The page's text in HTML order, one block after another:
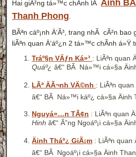
Hai giÃ²ng tá»™c chÃ­nh lÃ Äinh
Thanh Phong
BÃªn cáº¡nh Ä‘Ã³, trang nhÃ cÃ²n bao
liÃªn quan Ä‘áº¿n 2 tá»™c chÃ­nh á»Ÿ
Tráº§n VÄƒn Ká»³ : LiÃªn quan
Quáº¿ â€“ BÃ Ná»™i cá»§a
LÃª ÄÃ¬nh VÄ©nh : LiÃªn quan
â€“ BÃ Ná»™i káº¿ cá»§a Äinh
Nguyá»…n TÃ¢n : LiÃªn quan
Hinh â€“ Ã”ng Ngoáº¡i cá»§a
Äinh Tháº¿ GiÃ¡m : LiÃªn quan
â€“ BÃ Ngoáº¡i cá»§a Äinh